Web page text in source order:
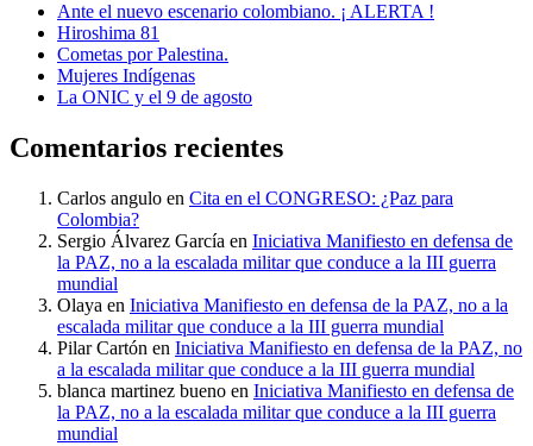
Ante el nuevo escenario colombiano. ¡ ALERTA !
Hiroshima 81
Cometas por Palestina.
Mujeres Indígenas
La ONIC y el 9 de agosto
Comentarios recientes
Carlos angulo en Cita en el CONGRESO: ¿Paz para
Colombia?
Sergio Álvarez García en Iniciativa Manifiesto en defensa de
la PAZ, no a la escalada militar que conduce a la III guerra
mundial
Olaya en Iniciativa Manifiesto en defensa de la PAZ, no a la
escalada militar que conduce a la III guerra mundial
Pilar Cartón en Iniciativa Manifiesto en defensa de la PAZ, no
a la escalada militar que conduce a la III guerra mundial
blanca martinez bueno en Iniciativa Manifiesto en defensa de
la PAZ, no a la escalada militar que conduce a la III guerra
mundial